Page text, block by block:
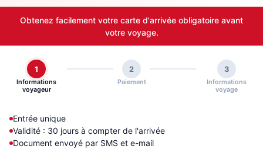
Obtenez facilement votre carte d'arrivée obligatoire avant
votre voyage.
1
Informations
voyageur
2
Paiement
3
Informations
voyage
Entrée unique
Validité : 30 jours à compter de l'arrivée
Document envoyé par SMS et e-mail